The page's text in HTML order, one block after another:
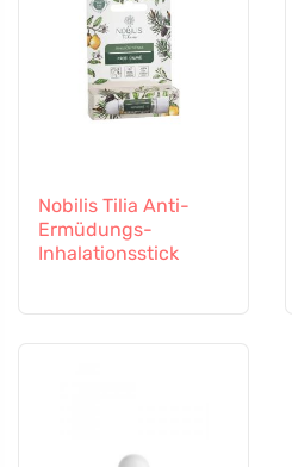
Nobilis Tilia Anti-
Ermüdungs-
Inhalationsstick